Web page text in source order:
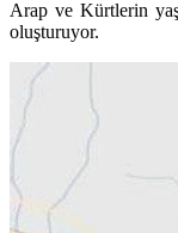
Arap ve Kürtlerin
oluşturuyor.